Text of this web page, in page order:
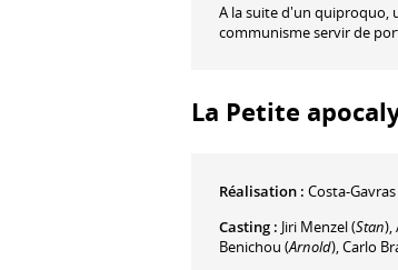
A la suite d'un quiproquo,
communisme servir de
La Petite
Réalisation : Costa-Gavras
Casting : Jiri Menzel(Stan),
Benichou (Arnold),Carlo